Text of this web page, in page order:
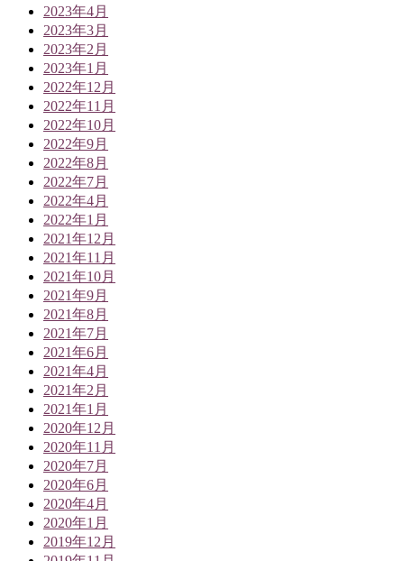
2023年4月
2023年3月
2023年2月
2023年1月
2022年12月
2022年11月
2022年10月
2022年9月
2022年8月
2022年7月
2022年4月
2022年1月
2021年12月
2021年11月
2021年10月
2021年9月
2021年8月
2021年7月
2021年6月
2021年4月
2021年2月
2021年1月
2020年12月
2020年11月
2020年7月
2020年6月
2020年4月
2020年1月
2019年12月